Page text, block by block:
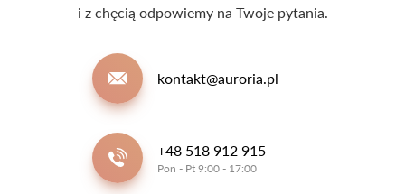
i z chęcią odpowiemy na Twoje pytania.
kontakt@auroria.pl
+48 518 912 915
Pon - Pt 9:00 - 17:00